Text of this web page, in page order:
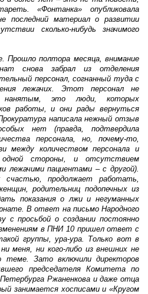
«Фонтанка» опубликовала
последний материал о развитии
сколько-нибудь значимого
Прошло полтора месяца, внимание
снова забрал из отделения
персонал, согнанный туда с
лежачих. Этот персонал не
нанятым, это люди, которых
работы, и они рады вернуться
написала нежный отзыв
нет (правда, подтвердила
персонала, но, почему-то,
между количеством персонала и
стороны, и отсутствием
лежачими пациентами – с другой).
продолжает работать,
родительниц подопечных из
показания о лжи и негуманных
В ответ на письмо Народного
с просьбой о создании постоянно
в ПНИ 10 пришел ответ с
группы, ура-ура. Только вот в
меня, ни кого-либо из внешних не
теме. Зато включили директоров
председателя Комитета по
Ржаненкова и даже отца
занимается хосписами и «Кругом